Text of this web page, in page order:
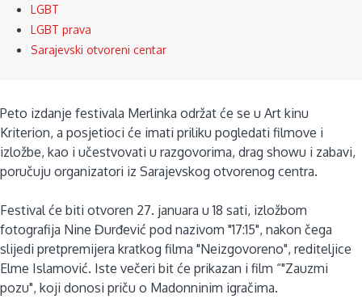
LGBT
LGBT prava
Sarajevski otvoreni centar
Peto izdanje festivala Merlinka održat će se u Art kinu
Kriterion, a posjetioci će imati priliku pogledati filmove i
izložbe, kao i učestvovati u razgovorima, drag showu i zabavi,
poručuju organizatori iz Sarajevskog otvorenog centra.
Festival će biti otvoren 27. januara u 18 sati, izložbom
fotografija Nine Đurđević pod nazivom "17:15", nakon čega
slijedi pretpremijera kratkog filma "Neizgovoreno", rediteljice
Elme Islamović. Iste večeri bit će prikazan i film “"Zauzmi
pozu", koji donosi priču o Madonninim igračima.